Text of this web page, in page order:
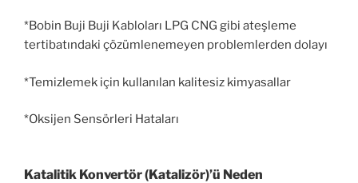
*Bobin Buji Buji Kabloları LPG CNG gibi ateşleme
tertibatındaki çözümlenemeyen problemlerden dolayı
*Temizlemek için kullanılan kalitesiz kimyasallar
*Oksijen Sensörleri Hataları
Katalitik Konvertör (Katalizör)’ü Neden